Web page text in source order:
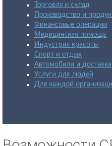
Торговля и склад
Производство и
Финансовые операции
Медицинская помощь
Индустрия красоты
Спорт и отдых
Автомобили и доставка
Услуги для людей
Для каждой